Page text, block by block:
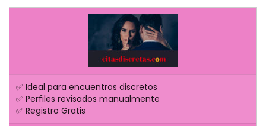
✅ Ideal para encuentros discretos
✅ Perfiles revisados manualmente
✅ Registro Gratis